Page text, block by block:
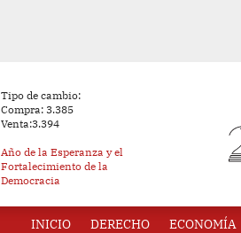
Tipo de cambio:
Compra: 3.385
Venta:3.394
Año de la Esperanza y el
Fortalecimiento de la
Democracia
INICIO DERECHO ECONOMÍA